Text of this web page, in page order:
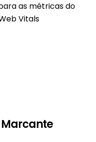
as métricas do
Vitals
Marcante